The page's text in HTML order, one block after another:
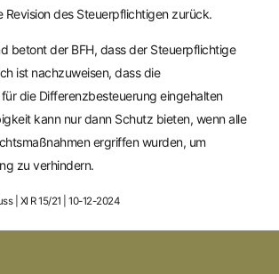
Revision des Steuerpflichtigen zurück.
betont der BFH, dass der Steuerpflichtige
ist nachzuweisen, dass die
die Differenzbesteuerung eingehalten
kann nur dann Schutz bieten, wenn alle
ergriffen wurden, um
zu verhindern.
| XI R 15/21 | 10-12-2024